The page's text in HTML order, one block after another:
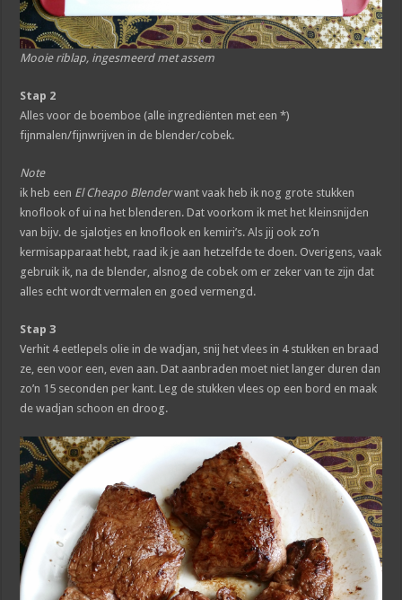
Mooie riblap, ingesmeerd met assem
Stap 2
Alles voor de boemboe (alle ingrediënten met een *)
fijnmalen/fijnwrijven in de blender/cobek.
Note
ik heb een El Cheapo Blenderwant vaak heb ik nog grote stukken
knoflook of ui na het blenderen. Dat voorkom ik met het kleinsnijden
van bijv. de sjalotjes en knoflook en kemiri’s. Als jij ook zo’n
kermisapparaat hebt, raad ik je aan hetzelfde te doen. Overigens, vaak
gebruik ik, na de blender, alsnog de cobek om er zeker van te zijn dat
alles echt wordt vermalen en goed vermengd.
Stap 3
Verhit 4 eetlepels olie in de wadjan, snij het vlees in 4 stukken en braad
ze, een voor een, even aan. Dat aanbraden moet niet langer duren dan
zo’n 15 seconden per kant. Leg de stukken vlees op een bord en maak
de wadjan schoon en droog.